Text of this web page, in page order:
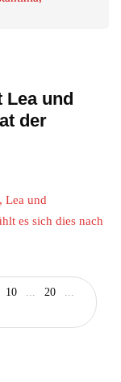
Lea und
der
Lea und
es sich dies nach
10 20